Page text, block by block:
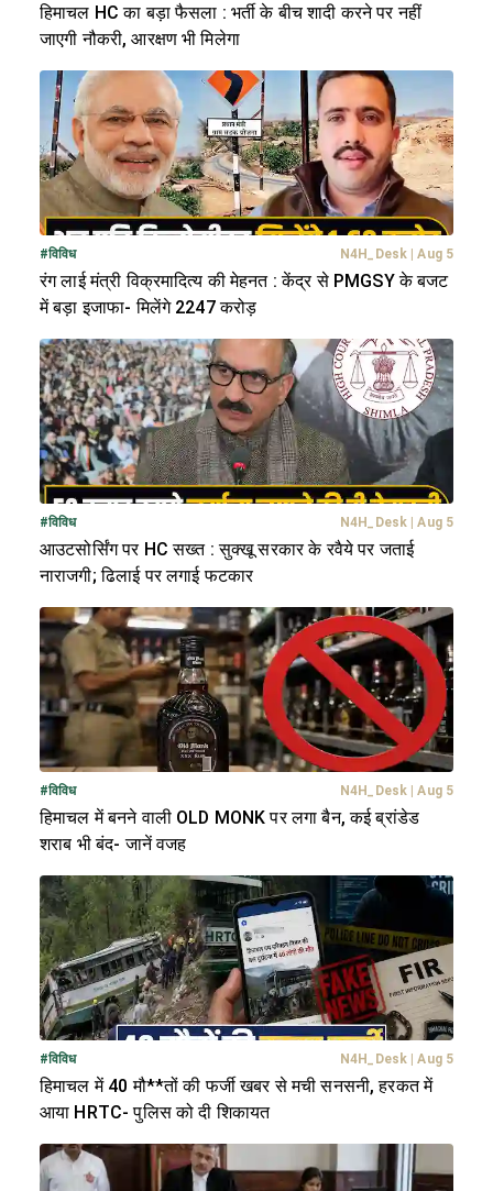
हिमाचल HC का बड़ा फैसला : भर्ती के बीच शादी करने पर नहीं
जाएगी नौकरी, आरक्षण भी मिलेगा
#विविध N4H_Desk | Aug 5
रंग लाई मंत्री विक्रमादित्य की मेहनत : केंद्र से PMGSY के बजट
में बड़ा इजाफा- मिलेंगे 2247 करोड़
#विविध N4H_Desk | Aug 5
आउटसोर्सिंग पर HC सख्त : सुक्खू सरकार के रवैये पर जताई
नाराजगी; ढिलाई पर लगाई फटकार
#विविध N4H_Desk | Aug 5
हिमाचल में बनने वाली OLD MONK पर लगा बैन, कई ब्रांडेड
शराब भी बंद- जानें वजह
#विविध N4H_Desk | Aug 5
हिमाचल में 40 मौ**तों की फर्जी खबर से मची सनसनी, हरकत में
आया HRTC- पुलिस को दी शिकायत